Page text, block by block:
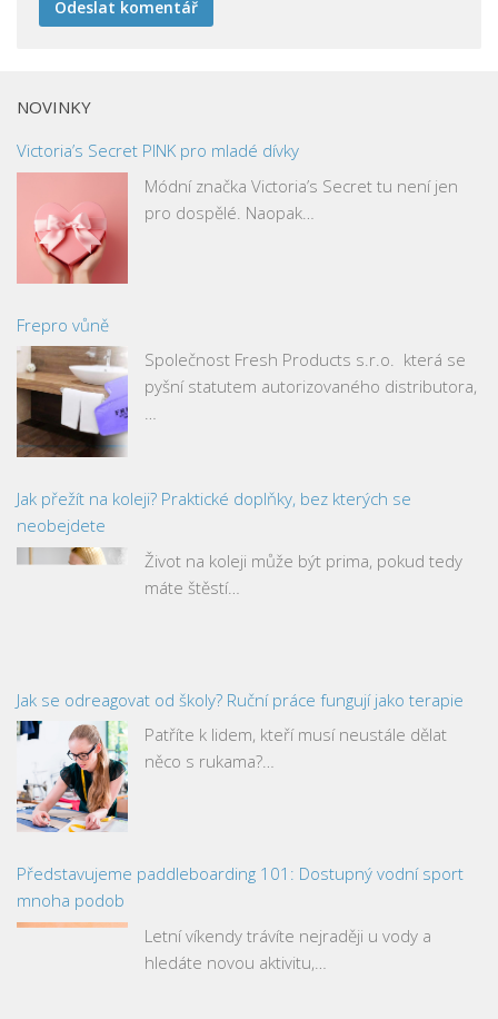
NOVINKY
Victoria’s Secret PINK pro mladé dívky
Módní značka Victoria’s Secret tu není jen
pro dospělé. Naopak…
Frepro vůně
Společnost Fresh Products s.r.o. která se
pyšní statutem autorizovaného distributora,
…
Jak přežít na koleji? Praktické doplňky, bez kterých se
neobejdete
Život na koleji může být prima, pokud tedy
máte štěstí…
Jak se odreagovat od školy? Ruční práce fungují jako terapie
Patříte k lidem, kteří musí neustále dělat
něco s rukama?…
Představujeme paddleboarding 101: Dostupný vodní sport
mnoha podob
Letní víkendy trávíte nejraději u vody a
hledáte novou aktivitu,…